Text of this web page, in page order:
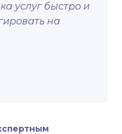
услуг быстро и
на